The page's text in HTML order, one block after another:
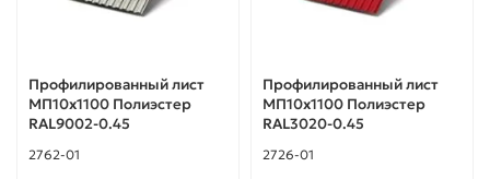
Профилированный лист
МП10х1100 Полиэстер
RAL9002-0.45
2762-01
Профилированный лист
МП10х1100 Полиэстер
RAL3020-0.45
2726-01